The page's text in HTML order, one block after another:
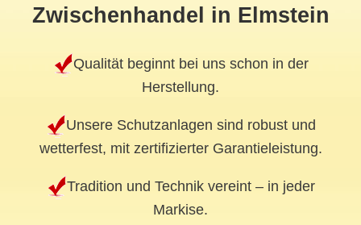
Zwischenhandel in Elmstein
Qualität beginnt bei uns schon in der
Herstellung.
Unsere Schutzanlagen sind robust und
wetterfest, mit zertifizierter Garantieleistung.
Tradition und Technik vereint – in jeder
Markise.